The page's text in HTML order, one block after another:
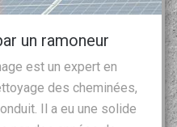
un ramoneur
est un expert en
des cheminées,
Il a eu une solide